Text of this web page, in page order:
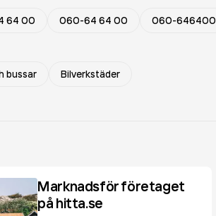
64 00 060-64 64 00 060-646400
bussar Bilverkstäder
Marknadsför företaget
på hitta.se